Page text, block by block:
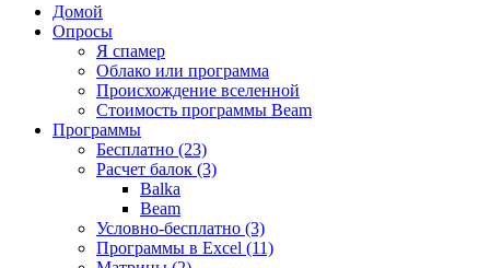
Домой
Опросы
Я спамер
Облако или программа
Происхождение вселенной
Стоимость программы Beam
Программы
Бесплатно (23)
Расчет балок (3)
Balka
Beam
Условно-бесплатно (3)
Программы в Excel (11)